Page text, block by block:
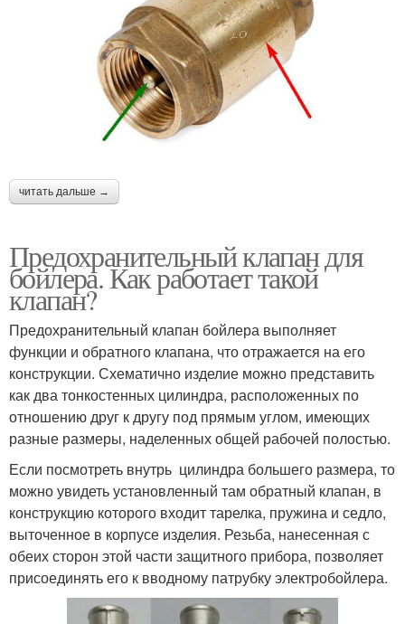
читать дальше →
Предохранительный клапан для
бойлера. Как работает такой
клапан?
Предохранительный клапан бойлера выполняет
функции и обратного клапана, что отражается на его
конструкции. Схематично изделие можно представить
как два тонкостенных цилиндра, расположенных по
отношению друг к другу под прямым углом, имеющих
разные размеры, наделенных общей рабочей полостью.
Если посмотреть внутрь цилиндра большего размера, то
можно увидеть установленный там обратный клапан, в
конструкцию которого входит тарелка, пружина и седло,
выточенное в корпусе изделия. Резьба, нанесенная с
обеих сторон этой части защитного прибора, позволяет
присоединять его к вводному патрубку электробойлера.